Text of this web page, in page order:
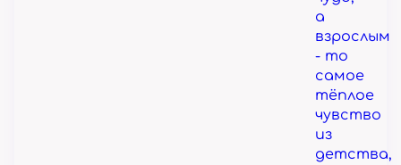
а
взрослым
- то
самое
тёплое
чувство
из
детства,